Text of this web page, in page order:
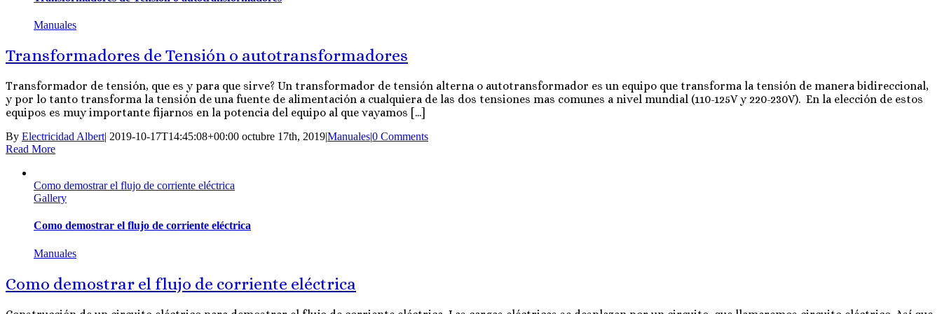
Manuales
Transformadores de Tensión o autotransformadores
Transformador de tensión, que es y para que sirve? Un transformador de tensión alterna o autotransformador es un equipo que transforma la tensión de manera bidireccional,
y por lo tanto transforma la tensión de una fuente de alimentación a cualquiera de las dos tensiones mas comunes a nivel mundial (110-125V y 220-230V). En la elección de estos
equipos es muy importante fijarnos en la potencia del equipo al que vayamos [...]
By Electricidad Albert| 2019-10-17T14:45:08+00:00 octubre 17th, 2019|Manuales|0 Comments
Read More
Como demostrar el flujo de corriente eléctrica
Gallery
Como demostrar el flujo de corriente eléctrica
Manuales
Como demostrar el flujo de corriente eléctrica